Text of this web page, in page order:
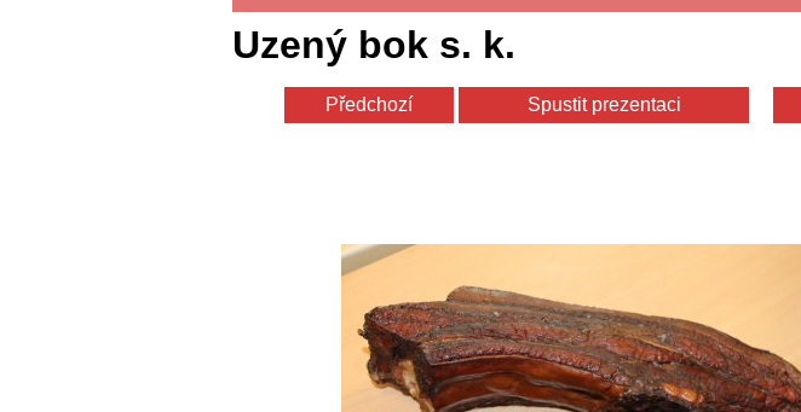
Uzený bok s. k.
Předchozí Spustit prezentaci